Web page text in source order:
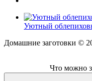
Уютный
Домашние заготовки ©
Что можно